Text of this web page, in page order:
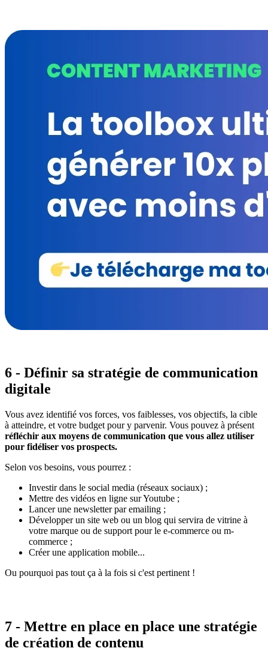
6 - Définir sa stratégie de communication
digitale
Vous avez identifié vos forces, vos faiblesses, vos objectifs, la cible
à atteindre, et votre budget pour y parvenir. Vous pouvez à présent
réfléchir aux moyens de communication que vous allez utiliser
pour fidéliser vos prospects.
Selon vos besoins, vous pourrez :
Investir dans le social media (réseaux sociaux) ;
Mettre des vidéos en ligne sur Youtube ;
Lancer une newsletter par emailing ;
Développer un site web ou un blog qui servira de vitrine à
votre marque ou de support pour le e-commerce ou m-
commerce ;
Créer une application mobile...
Ou pourquoi pas tout ça à la fois si c'est pertinent !
7 - Mettre en place en place une stratégie
de création de contenu